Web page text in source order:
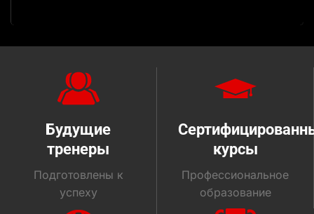
Будущие
тренеры
Подготовлены к
успеху
курсы
Профессиональное
образование